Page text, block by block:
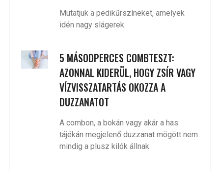
Mutatjuk a pedikűrszíneket, amelyek
idén nagy slágerek.
5 MÁSODPERCES COMBTESZT:
AZONNAL KIDERÜL, HOGY ZSÍR VAGY
VÍZVISSZATARTÁS OKOZZA A
DUZZANATOT
A combon, a bokán vagy akár a has
tájékán megjelenő duzzanat mögött nem
mindig a plusz kilók állnak.